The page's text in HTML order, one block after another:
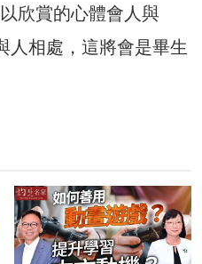
欣賞的心體會人與
人相處，這將會是畢生